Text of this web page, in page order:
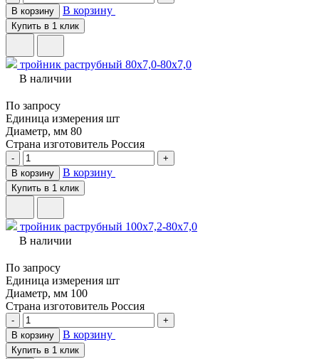
В корзину
В корзину
Купить в 1 клик
тройник раструбный 80х7,0-80х7,0
В наличии
По запросу
Единица измерения шт
Диаметр, мм 80
Страна изготовитель Россия
-
+
В корзину
В корзину
Купить в 1 клик
тройник раструбный 100х7,2-80х7,0
В наличии
По запросу
Единица измерения шт
Диаметр, мм 100
Страна изготовитель Россия
-
+
В корзину
В корзину
Купить в 1 клик